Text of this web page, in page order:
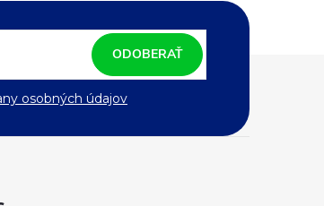
osobných údajov
ODOBERAŤ